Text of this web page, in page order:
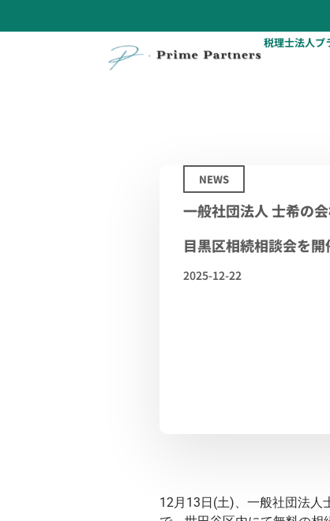
税理士法人プ
NEWS
一般社団法人 士希の
目黒区相続相談会を
2025-12-22
12月13日(土)、一般社団法人